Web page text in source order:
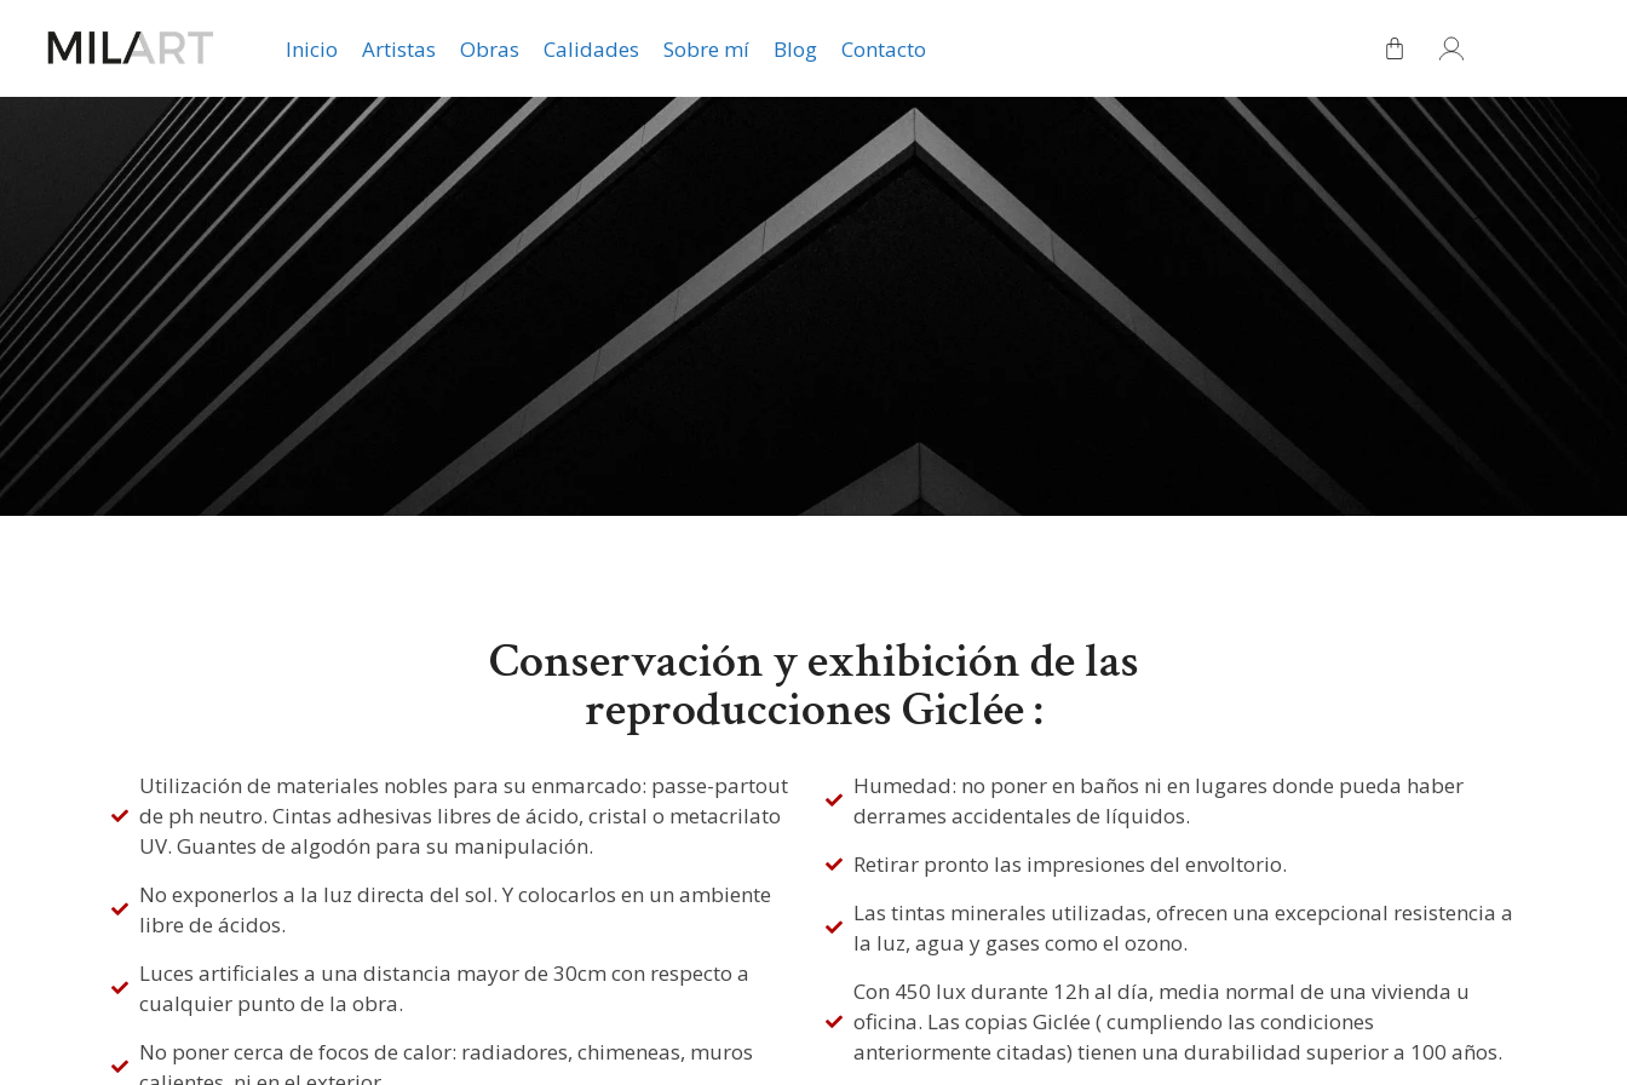
Inicio Artistas Obras Calidades Sobre mí Blog Contacto
Conservación y exhibición de las
reproducciones Giclée :
Utilización de materiales nobles para su enmarcado: passe-partout
de ph neutro. Cintas adhesivas libres de ácido, cristal o metacrilato
UV. Guantes de algodón para su manipulación.
No exponerlos a la luz directa del sol. Y colocarlos en un ambiente
libre de ácidos.
Luces artificiales a una distancia mayor de 30cm con respecto a
cualquier punto de la obra.
No poner cerca de focos de calor: radiadores, chimeneas, muros
Humedad: no poner en baños ni en lugares donde pueda haber
derrames accidentales de líquidos.
Retirar pronto las impresiones del envoltorio.
Las tintas minerales utilizadas, ofrecen una excepcional resistencia a
la luz, agua y gases como el ozono.
Con 450 lux durante 12h al día, media normal de una vivienda u
oficina. Las copias Giclée ( cumpliendo las condiciones
anteriormente citadas) tienen una durabilidad superior a 100 años.